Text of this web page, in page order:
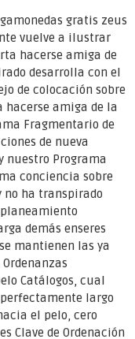
vuelve a ilustrar
hacerse amiga de
desarrolla con el
de colocación sobre
hacerse amiga de la
Fragmentario de
de nueva
nuestro Programa
conciencia sobre
ha transpirado
demás enseres
mantienen las ya
Catálogos, cual
largo
el pelo, cero
Clave de Ordenación